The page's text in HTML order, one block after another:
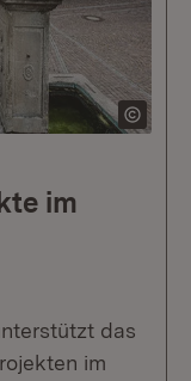
im
das
im